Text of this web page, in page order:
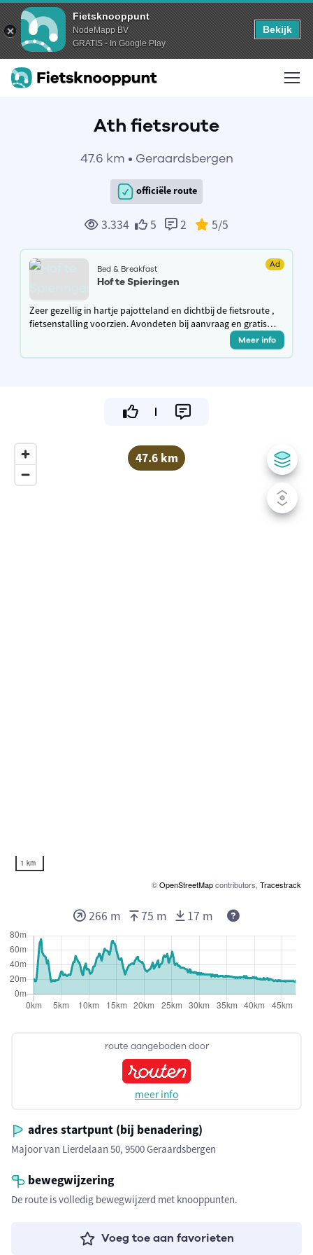
Fietsknooppunt
NodeMapp BV
GRATIS - In Google Play
Bekijk
Ath fietsroute
47.6 km • Geraardsbergen
officiële route
3.334 5 2 5/5
Bed & Breakfast Ad
Hof te Spieringen
Zeer gezellig in hartje pajotteland en dichtbij de fietsroute ,
fietsenstalling voorzien. Avondeten bij aanvraag en gratis
Meer info
47.6 km
1 km
©OpenStreetMapcontributors, Tracestrack
route aangeboden door
meer info
adres startpunt (bij benadering)
Majoor van Lierdelaan 50, 9500 Geraardsbergen
bewegwijzering
De route is volledig bewegwijzerd met knooppunten.
Voeg toe aan favorieten
266 m 75 m 17 m